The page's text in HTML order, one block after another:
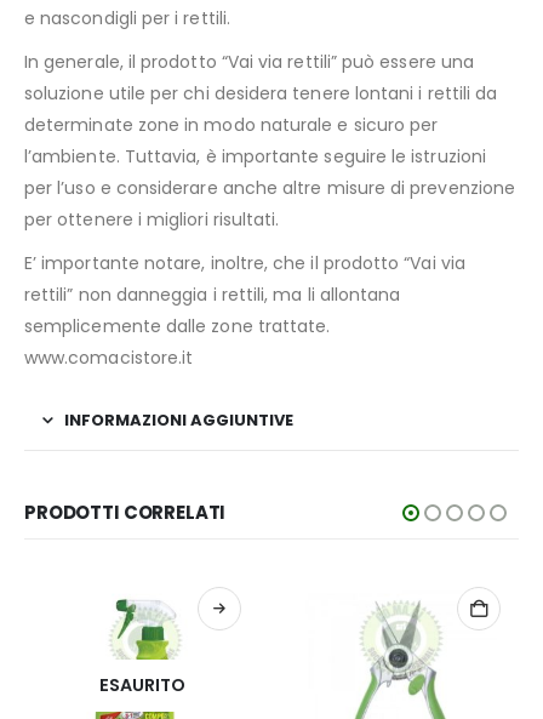
e nascondigli per i rettili.
In generale, il prodotto “Vai via rettili” può essere una
soluzione utile per chi desidera tenere lontani i rettili da
determinate zone in modo naturale e sicuro per
l’ambiente. Tuttavia, è importante seguire le istruzioni
per l’uso e considerare anche altre misure di prevenzione
per ottenere i migliori risultati.
E’ importante notare, inoltre, che il prodotto “Vai via
rettili” non danneggia i rettili, ma li allontana
semplicemente dalle zone trattate.
www.comacistore.it
INFORMAZIONI AGGIUNTIVE
PRODOTTI CORRELATI
ESAURITO